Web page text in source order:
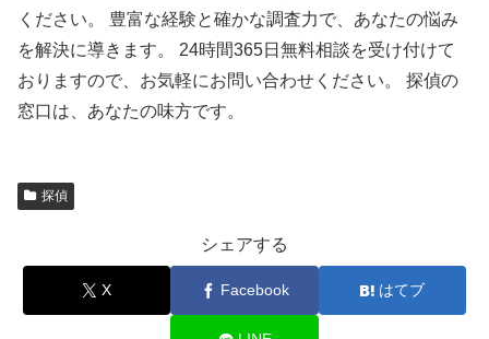
ください。 豊富な経験と確かな調査力で、あなたの悩み
を解決に導きます。 24時間365日無料相談を受け付けて
おりますので、お気軽にお問い合わせください。 探偵の
窓口は、あなたの味方です。
探偵
シェアする
X Facebook はてブ